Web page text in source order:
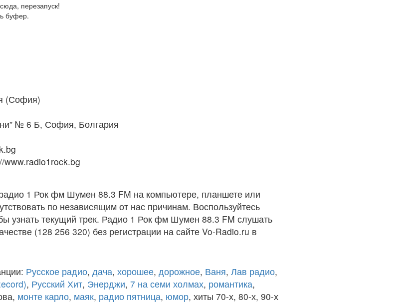
перезапуск!
буфер.
(София)
№ 6 Б, София, Болгария
www.radio1rock.bg
1 Рок фм Шумен 88.3 FM на компьютере, планшете или
по независящим от нас причинам. Воспользуйтесь
узнать текущий трек. Радио 1 Рок фм Шумен 88.3 FM слушать
(128 256 320) без регистрации на сайте Vo-Radio.ru в
Русское радио, дача, хорошее, дорожное, Ваня, Лав радио,
, Русский Хит, Энерджи, 7 на семи холмах, романтика,
монте карло, маяк, радио пятница, юмор, хиты 70-х, 80-х, 90-х